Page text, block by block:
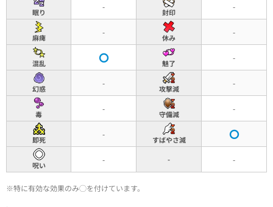
眠り
-
封印
-
麻痺
-
休み
-
混乱 魅了
-
幻惑
-
攻撃減
-
毒
-
守備減
-
即死
-
すばやさ減
呪い
- - -
※特に有効な効果のみ◯を付けています。